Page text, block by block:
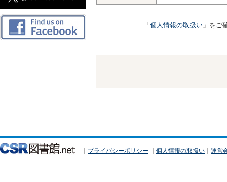
「個人情報の取扱い 」をご
｜ プライバシーポリシー ｜ 個人情報の取扱い ｜ 運営